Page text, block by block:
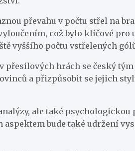
převahu v počtu střel na
což bylo klíčové pro
vyššího počtu vstřelených
přesilových hrách se český
a přizpůsobit se jejich
ale také
bude také udržení